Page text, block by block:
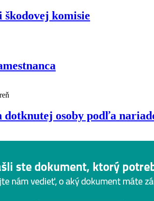
škodovej komisie
dotknutej osoby podľa